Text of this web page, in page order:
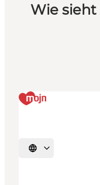
Wie
Sprache auswählen